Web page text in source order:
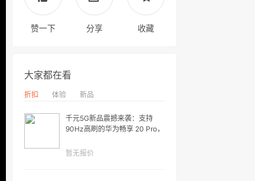
赞一下 分享 收藏
大家都在看
折扣 体验 新品
千元5G新品震撼来袭：支持
90Hz高刷的华为畅享 20 Pro，
暂无报价